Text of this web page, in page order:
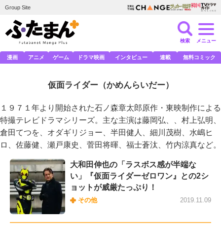
Group Site
検索 メニュー
漫画 アニメ ゲーム ドラマ映画 インタビュー 連載 無料コミック
仮面ライダー（かめんらいだー）
１９７１年より開始された石ノ森章太郎原作・東映制作による
特撮テレビドラマシリーズ。主な主演は藤岡弘、、村上弘明、
倉田てつを、オダギリジョー、半田健人、細川茂樹、水嶋ヒ
ロ、佐藤健、瀬戸康史、菅田将暉、福士蒼汰、竹内涼真など。
大和田伸也の「ラスボス感が半端な
い」『仮面ライダーゼロワン』との2シ
ョットが威厳たっぷり！
その他 2019.11.09